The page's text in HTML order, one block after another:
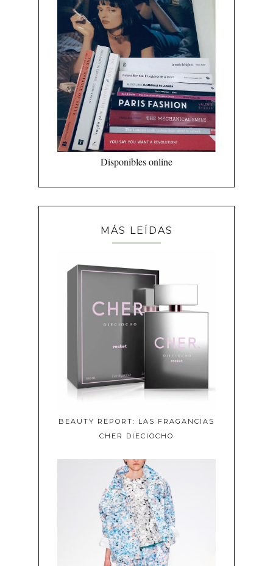
Disponibles online
MÁS LEÍDAS
BEAUTY REPORT: LAS FRAGANCIAS
CHER DIECIOCHO